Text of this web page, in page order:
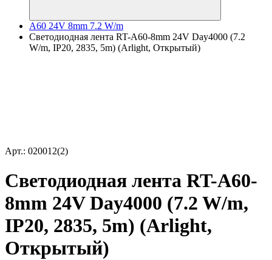
A60 24V 8mm 7.2 W/m
Светодиодная лента RT-A60-8mm 24V Day4000 (7.2
W/m, IP20, 2835, 5m) (Arlight, Открытый)
Арт.: 020012(2)
Светодиодная лента RT-A60-
8mm 24V Day4000 (7.2 W/m,
IP20, 2835, 5m) (Arlight,
Открытый)